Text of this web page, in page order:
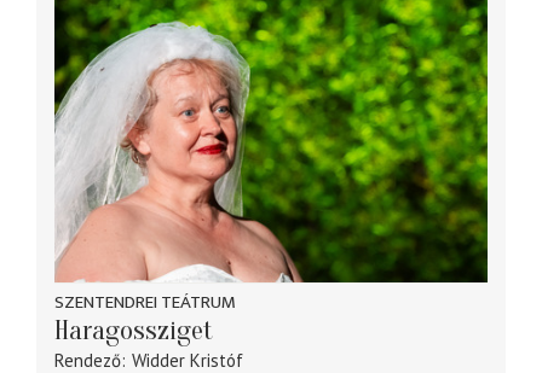
SZENTENDREI TEÁTRUM
Haragossziget
Rendező Widder Kristóf